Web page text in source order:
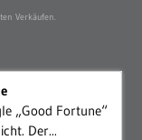
Verkäufen.
„Good Fortune“
Der...